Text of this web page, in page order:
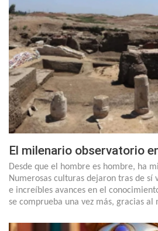
El milenario observatorio
Desde que el hombre es hombre, ha
Numerosas culturas dejaron tras de sí
e increíbles avances en el
se comprueba una vez más, gracias